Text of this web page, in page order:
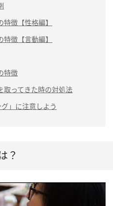
徴【性格編】
徴【言動編】
特徴
取ってきた時の対処法
」に注意しよう
？